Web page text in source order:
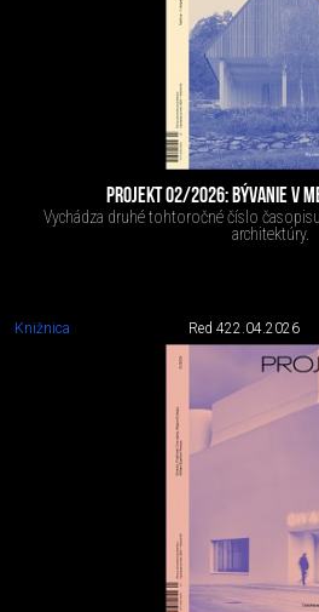
PROJEKT 02/2026: BÝVANIE V
Vychádza druhé tohtoročné číslo
architektúry.
Knižnica Red 422.04.2026